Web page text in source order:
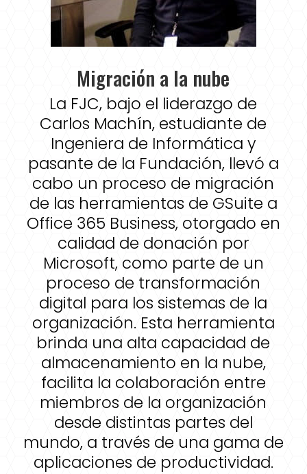
Migración a la nube
La FJC, bajo el liderazgo de
Carlos Machín, estudiante de
Ingeniera de Informática y
pasante de la Fundación, llevó a
cabo un proceso de migración
de las herramientas de GSuite a
Office 365 Business, otorgado en
calidad de donación por
Microsoft, como parte de un
proceso de transformación
digital para los sistemas de la
organización. Esta herramienta
brinda una alta capacidad de
almacenamiento en la nube,
facilita la colaboración entre
miembros de la organización
desde distintas partes del
mundo, a través de una gama de
aplicaciones de productividad.